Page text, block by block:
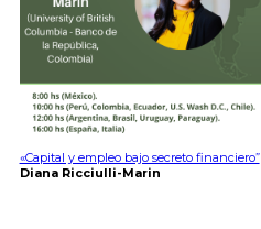
«Capital y empleo bajo secreto financiero”
Diana Ricciulli-Marin